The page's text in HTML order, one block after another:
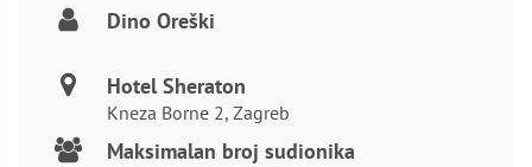
Dino Oreški
Hotel Sheraton
Kneza Borne 2, Zagreb
Maksimalan broj sudionika